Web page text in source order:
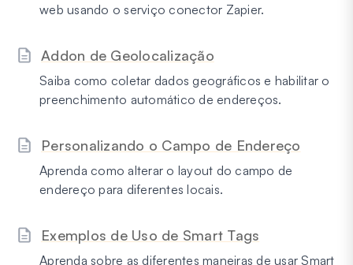
web usando o serviço conector Zapier.
Addon de Geolocalização
Saiba como coletar dados geográficos e habilitar o
preenchimento automático de endereços.
Personalizando o Campo de Endereço
Aprenda como alterar o layout do campo de
endereço para diferentes locais.
Exemplos de Uso de Smart Tags
Aprenda sobre as diferentes maneiras de usar Smart